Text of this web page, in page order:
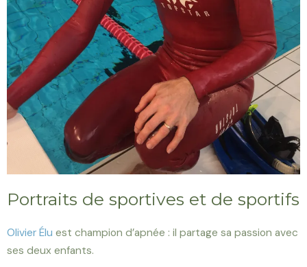
Portraits de sportives et de sportifs
Olivier Élu est champion d’apnée : il partage sa passion avec
ses deux enfants.